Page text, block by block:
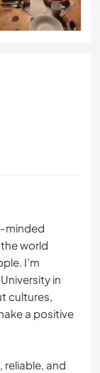
minded
world
I’m
in
cultures,
a positive
reliable, and